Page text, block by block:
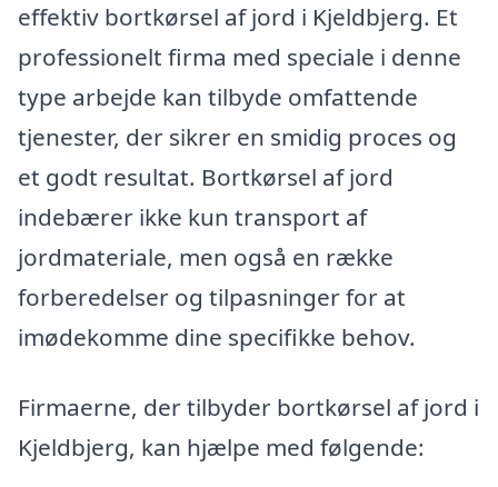
effektiv bortkørsel af jord i Kjeldbjerg. Et
professionelt firma med speciale i denne
type arbejde kan tilbyde omfattende
tjenester, der sikrer en smidig proces og
et godt resultat. Bortkørsel af jord
indebærer ikke kun transport af
jordmateriale, men også en række
forberedelser og tilpasninger for at
imødekomme dine specifikke behov.
Firmaerne, der tilbyder bortkørsel af jord i
Kjeldbjerg, kan hjælpe med følgende: